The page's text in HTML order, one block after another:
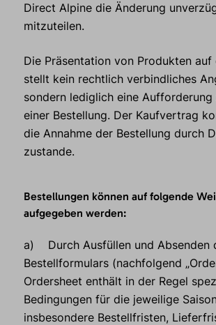
Direct Alpine die Änderung
mitzuteilen.
Die Präsentation von Produkten auf
stellt kein rechtlich verbindliches
sondern lediglich eine
einer Bestellung. Der Kaufvertrag
die Annahme der Bestellung durch
zustande.
Bestellungen können auf folgende
aufgegeben werden:
a) Durch Ausfüllen und Absenden
Bestellformulars (nachfolgend
Ordersheet enthält in der Regel
Bedingungen für die jeweilige
insbesondere Bestellfristen,